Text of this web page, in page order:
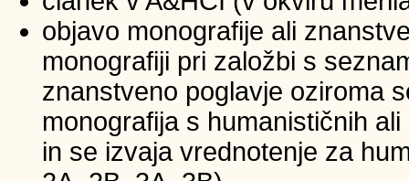
objavo monografije ali
monografiji pri založbi s
znanstveno poglavje oziroma
monografija s humanističnih
in se izvaja vrednotenje za